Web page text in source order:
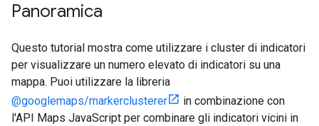
Panoramica
Questo tutorial mostra come utilizzare i cluster di indicatori
per visualizzare un numero elevato di indicatori su una
mappa. Puoi utilizzare la libreria
@googlemaps/markerclusterer
in combinazione con
l'API Maps JavaScript per combinare gli indicatori vicini in